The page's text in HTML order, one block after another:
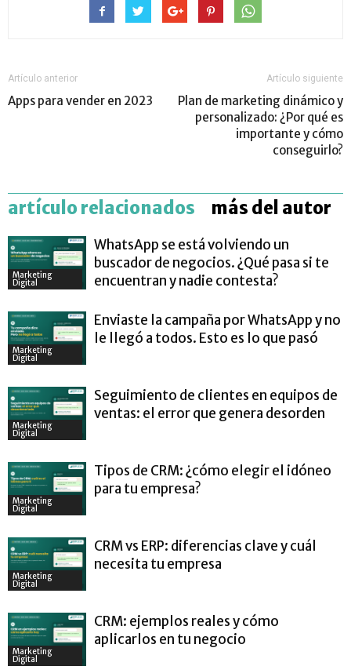
Artículo anterior
Apps para vender en 2023
Artículo siguiente
Plan de marketing dinámico y
personalizado: ¿Por qué es
importante y cómo
conseguirlo?
artículo relacionados más del autor
Marketing
Digital
WhatsApp se está volviendo un
buscador de negocios. ¿Qué pasa si te
encuentran y nadie contesta?
Marketing
Digital
Enviaste la campaña por WhatsApp y no
le llegó a todos. Esto es lo que pasó
Marketing
Digital
Seguimiento de clientes en equipos de
ventas: el error que genera desorden
Marketing
Digital
Tipos de CRM: ¿cómo elegir el idóneo
para tu empresa?
Marketing
Digital
CRM vs ERP: diferencias clave y cuál
necesita tu empresa
Marketing
Digital
CRM: ejemplos reales y cómo
aplicarlos en tu negocio